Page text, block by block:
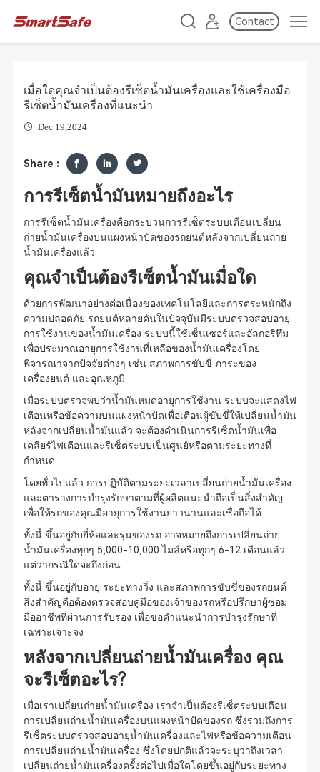
Contact
เมื่อใดคุณจำเป็นต้องรีเซ็ตน้ำมันเครื่องและใช้เครื่องมือ
รีเซ็ตน้ำมันเครื่องที่แนะนำ
Dec 19,2024
Share :
การรีเซ็ตน้ำมันหมายถึงอะไร
การรีเซ็ตน้ำมันเครื่องคือกระบวนการรีเซ็ตระบบเตือนเปลี่ยน
ถ่ายน้ำมันเครื่องบนแผงหน้าปัดของรถยนต์หลังจากเปลี่ยนถ่าย
น้ำมันเครื่องแล้ว
คุณจำเป็นต้องรีเซ็ตน้ำมันเมื่อใด
ด้วยการพัฒนาอย่างต่อเนื่องของเทคโนโลยีและการตระหนักถึง
ความปลอดภัย รถยนต์หลายคันในปัจจุบันมีระบบตรวจสอบอายุ
การใช้งานของน้ำมันเครื่อง ระบบนี้ใช้เซ็นเซอร์และอัลกอริทึม
เพื่อประมาณอายุการใช้งานที่เหลือของน้ำมันเครื่องโดย
พิจารณาจากปัจจัยต่างๆ เช่น สภาพการขับขี่ ภาระของ
เครื่องยนต์ และอุณหภูมิ
เมื่อระบบตรวจพบว่าน้ำมันหมดอายุการใช้งาน ระบบจะแสดงไฟ
เตือนหรือข้อความบนแผงหน้าปัดเพื่อเตือนผู้ขับขี่ให้เปลี่ยนน้ำมัน
หลังจากเปลี่ยนน้ำมันแล้ว จะต้องดำเนินการรีเซ็ตน้ำมันเพื่อ
เคลียร์ไฟเตือนและรีเซ็ตระบบเป็นศูนย์หรือตามระยะทางที่
กำหนด
โดยทั่วไปแล้ว การปฏิบัติตามระยะเวลาเปลี่ยนถ่ายน้ำมันเครื่อง
และตารางการบำรุงรักษาตามที่ผู้ผลิตแนะนำถือเป็นสิ่งสำคัญ
เพื่อให้รถของคุณมีอายุการใช้งานยาวนานและเชื่อถือได้
ทั้งนี้ ขึ้นอยู่กับยี่ห้อและรุ่นของรถ อาจหมายถึงการเปลี่ยนถ่าย
น้ำมันเครื่องทุกๆ 5,000-10,000 ไมล์หรือทุกๆ 6-12 เดือนแล้ว
แต่ว่ากรณีใดจะถึงก่อน
ทั้งนี้ ขึ้นอยู่กับอายุ ระยะทางวิ่ง และสภาพการขับขี่ของรถยนต์
สิ่งสำคัญคือต้องตรวจสอบคู่มือของเจ้าของรถหรือปรึกษาผู้ซ่อม
มืออาชีพที่ผ่านการรับรอง เพื่อขอคำแนะนำการบำรุงรักษาที่
เฉพาะเจาะจง
หลังจากเปลี่ยนถ่ายน้ำมันเครื่อง คุณ
จะรีเซ็ตอะไร?
เมื่อเราเปลี่ยนถ่ายน้ำมันเครื่อง เราจำเป็นต้องรีเซ็ตระบบเตือน
การเปลี่ยนถ่ายน้ำมันเครื่องบนแผงหน้าปัดของรถ ซึ่งรวมถึงการ
รีเซ็ตระบบตรวจสอบอายุน้ำมันเครื่องและไฟหรือข้อความเตือน
การเปลี่ยนถ่ายน้ำมันเครื่อง ซึ่งโดยปกติแล้วจะระบุว่าถึงเวลา
เปลี่ยนถ่ายน้ำมันเครื่องครั้งต่อไปเมื่อใดโดยขึ้นอยู่กับระยะทาง